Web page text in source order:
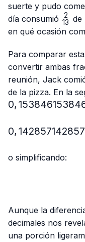
suerte y pudo
día consumió
{13}
13
2
de
en qué ocasión
Para comparar
convertir ambas
reunión, Jack
de la pizza. En la
0,
0,
o simplificando:
Aunque la
decimales nos
una porción